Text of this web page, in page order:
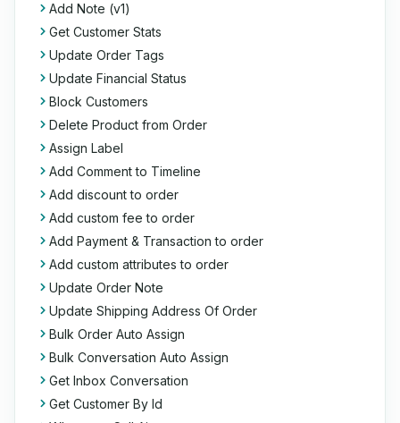
Add Note (v1)
Get Customer Stats
Update Order Tags
Update Financial Status
Block Customers
Delete Product from Order
Assign Label
Add Comment to Timeline
Add discount to order
Add custom fee to order
Add Payment & Transaction to order
Add custom attributes to order
Update Order Note
Update Shipping Address Of Order
Bulk Order Auto Assign
Bulk Conversation Auto Assign
Get Inbox Conversation
Get Customer By Id